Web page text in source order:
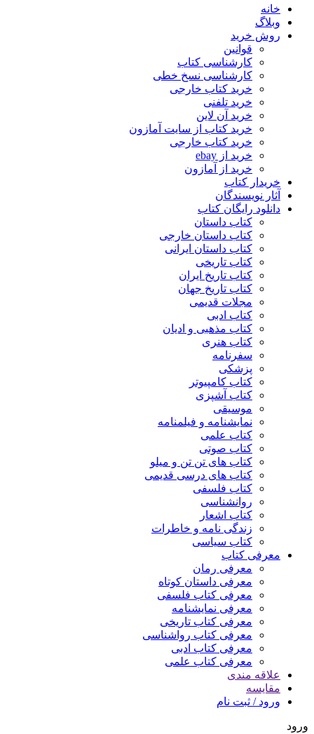
خانه
وبلاگ
روش خرید
قوانین
کارشناسی کتاب
کارشناسی نسخ خطی
خرید کتاب خارجی
خرید تلفنی
خرید آن لاین
خرید کتاب از سایت آمازون
خرید کتاب خارجی
خرید از ebay
خرید از آمازون
خریدار کتاب
آثار نویسندگان
دانلود رایگان کتاب
کتاب داستان
کتاب داستان خارجی
کتاب داستان ایرانی
کتاب تاریخی
کتاب تاریخ ایران
کتاب تاریخ جهان
مجلات قدیمی
کتاب ادبی
کتاب مذهبی و ادیان
کتاب هنری
سفرنامه
پزشکی
کتاب کامپیوتر
کتاب آشپزی
موسیقی
نمایشنامه و فیلمنامه
کتاب علمی
کتاب صوتی
کتاب های تن تن و میلو
کتاب های درسی قدیمی
کتاب فلسفی
روانشناسی
کتاب اشعار
زندگی نامه و خاطرات
کتاب سیاسی
معرفی کتاب
معرفی رمان
معرفی داستان کوتاه
معرفی کتاب فلسفی
معرفی نمایشنامه
معرفی کتاب تاریخی
معرفی کتاب رواشناسی
معرفی کتاب ادبی
معرفی کتاب علمی
علاقه مندی
مقایسه
ورود / ثبت نام
ورود